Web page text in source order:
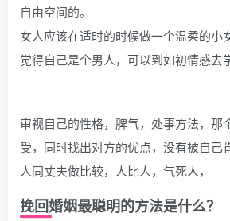
自由空间的。
女人应该在适时的时候做一个温柔的小
觉得自己是个男人，可以到如初情感去
审视自己的性格，脾气，处事方法，那
受，同时找出对方的优点，没有被自己
人同丈夫做比较，人比人，气死人，
挽回婚姻最聪明的方法是什么？